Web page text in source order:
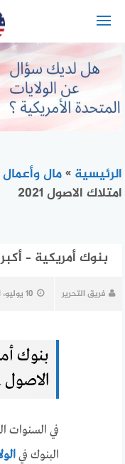
الرئيسية »مال وأعمال
امتلاك الاصول 2021
بنوك أمريكية – أكبر
فريق التحرير 10 يوليو، 2021
بنوك
الاصول 2021
في السنوات
البنوك في